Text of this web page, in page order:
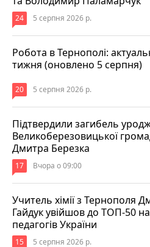
24 5 серпня 2026 р.
Робота в Тернополі:
тижня (оновлено 5 серпня)
20 5 серпня 2026 р.
Підтвердили загибель
Великоберезовицької
Дмитра Березка
17 Вчора о 09:00
Учитель хімії з Тернополя
Гайдук увійшов до ТОП-50
педагогів України
15 5 серпня 2026 р.